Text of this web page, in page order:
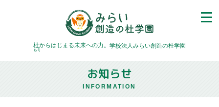
杜
もり
からはじまる未来への力。 学校法人みらい創造の杜学園
お知らせ
INFORMATION